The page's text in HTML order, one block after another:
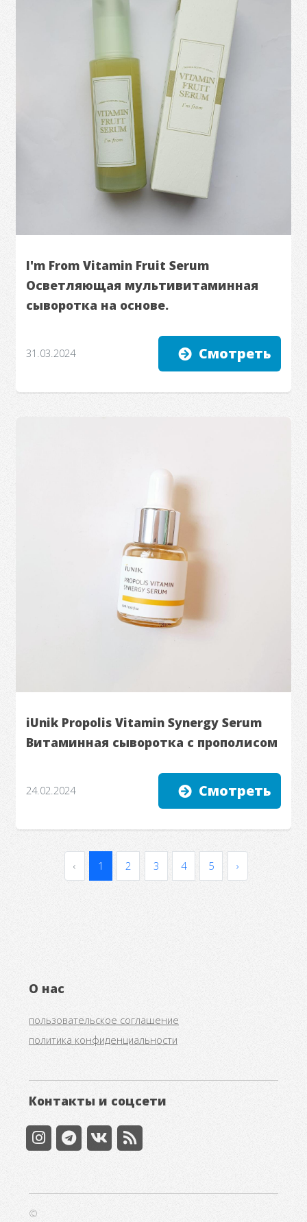
I'm From Vitamin Fruit Serum
Осветляющая мультивитаминная
сыворотка на основе.
31.03.2024 Смотреть
iUnik Propolis Vitamin Synergy Serum
Витаминная сыворотка с прополисом
24.02.2024 Смотреть
‹ 1 2 3 4 5 ›
О нас
пользовательское соглашение
политика конфиденциальности
Контакты и соцсети
©